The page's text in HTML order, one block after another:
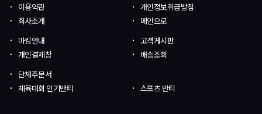
이용약관
개인정보취급방침
회사소개
메인으로
마킹안내
고객게시판
개인결제창
배송조회
단체주문서
체육대회 인기반티
스포츠 반티